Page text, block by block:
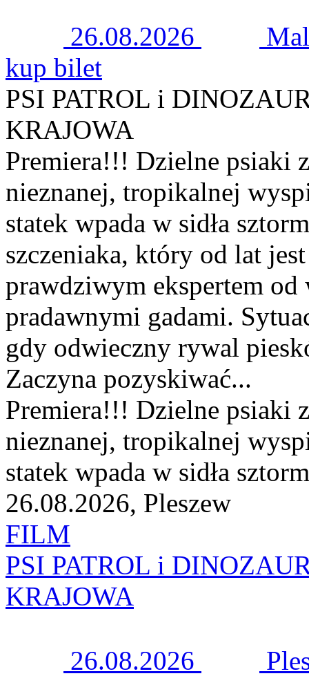
26.08.2026
kup bilet
PSI PATROL i
KRAJOWA
Premiera!!! Dzielne psiaki
nieznanej, tropikalnej
statek wpada w sidła
szczeniaka, który od lat
prawdziwym ekspertem od
pradawnymi gadami.
gdy odwieczny rywal
Zaczyna pozyskiwać...
Premiera!!! Dzielne psiaki
nieznanej, tropikalnej
statek wpada w sidła
26.08.2026, Pleszew
FILM
PSI PATROL i
KRAJOWA
26.08.2026